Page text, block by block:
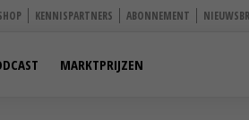
KENNISPARTNERS ABONNEMENT
MARKTPRIJZEN